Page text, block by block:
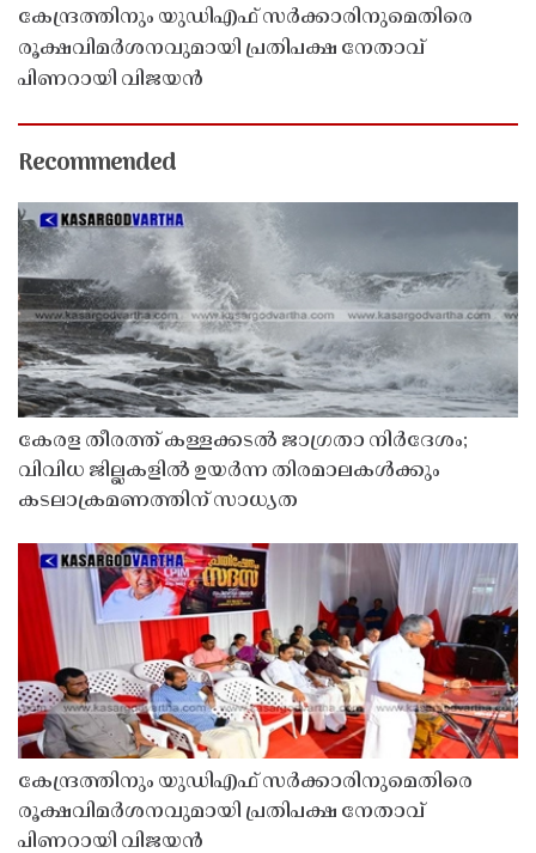
കേന്ദ്രത്തിനും യുഡിഎഫ് സർക്കാരിനുമെതിരെ
രൂക്ഷവിമർശനവുമായി പ്രതിപക്ഷ നേതാവ്
പിണറായി വിജയൻ
Recommended
കേരള തീരത്ത് കള്ളക്കടൽ ജാഗ്രതാ നിർദേശം;
വിവിധ ജില്ലകളിൽ ഉയർന്ന തിരമാലകൾക്കും
കടലാക്രമണത്തിന് സാധ്യത
കേന്ദ്രത്തിനും യുഡിഎഫ് സർക്കാരിനുമെതിരെ
രൂക്ഷവിമർശനവുമായി പ്രതിപക്ഷ നേതാവ്
പിണറായി വിജയൻ